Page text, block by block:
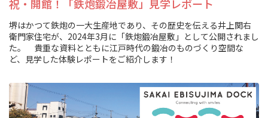
祝・開館！「鉄炮鍛冶屋敷」見学レポート
堺はかつて鉄炮の一大生産地であり、その歴史を伝える井上関右
衛門家住宅が、2024年3月に「鉄炮鍛冶屋敷」として公開されまし
た。 貴重な資料とともに江戸時代の鍛冶のものづくり空間な
ど、見学した体験レポートをご紹介します！